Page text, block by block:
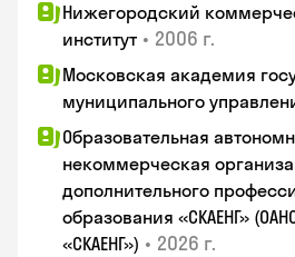
Нижегородский
институт • 2006 г.
Московская академия
муниципального
Образовательная
некоммерческая
дополнительного
образования «СКАЕНГ»
«СКАЕНГ») • 2026 г.